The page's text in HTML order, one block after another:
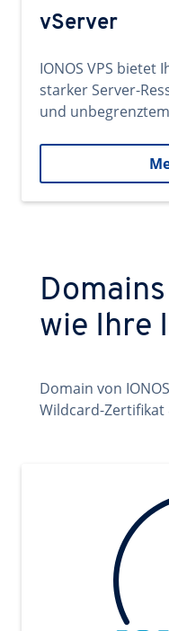
vServer
IONOS VPS bietet
starker Server-
und
wie Ihre
Domain von
Wildcard-Zertifikat